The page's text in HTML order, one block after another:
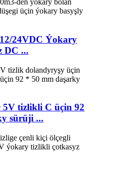
24VDC Ýokary
DC ...
5V tizlikli C üçin 92
sürüji ...